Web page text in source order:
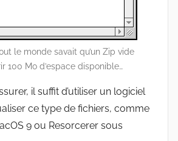
le monde savait qu’un Zip vide
100 Mo d’espace disponible…
il suffit d’utiliser un logiciel
ce type de fichiers, comme
9 ou Resorcerer sous